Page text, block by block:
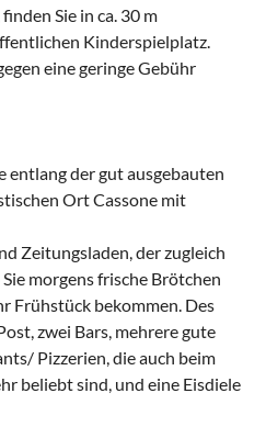
Sie in ca. 30 m
Kinderspielplatz.
eine geringe Gebühr
entlang der gut ausgebauten
Ort Cassone mit
Zeitungsladen, der zugleich
morgens frische Brötchen
Frühstück bekommen. Des
zwei Bars, mehrere gute
Pizzerien, die auch beim
beliebt sind, und eine Eisdiele